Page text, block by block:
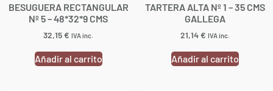
BESUGUERA RECTANGULAR
Nº 5 – 48*32*9 CMS
32,15€ IVA inc.
Añadir al carrito
TARTERA ALTA Nº 1 – 35 CMS
GALLEGA
21,14€ IVA inc.
Añadir al carrito